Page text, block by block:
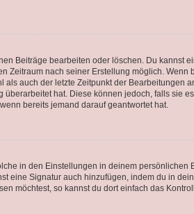
Beiträge bearbeiten oder löschen. Du kannst
Zeitraum nach seiner Erstellung möglich.
auch der letzte Zeitpunkt der
hat. Diese können jedoch, falls sie
bereits jemand darauf geantwortet hat.
in den Einstellungen in deinem
eine Signatur auch hinzufügen, indem du in
möchtest, so kannst du dort einfach das